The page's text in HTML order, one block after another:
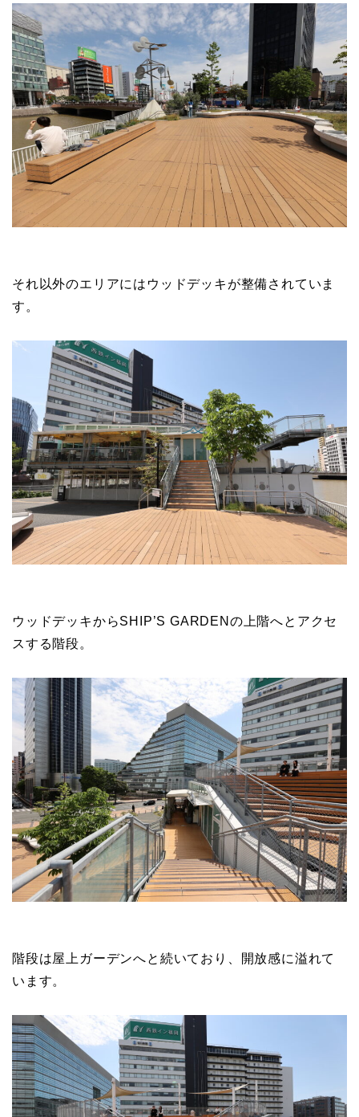
それ以外のエリアにはウッドデッキが整備されていま
す。
ウッドデッキからSHIP’S GARDENの上階へとアクセ
スする階段。
階段は屋上ガーデンへと続いており、開放感に溢れて
います。